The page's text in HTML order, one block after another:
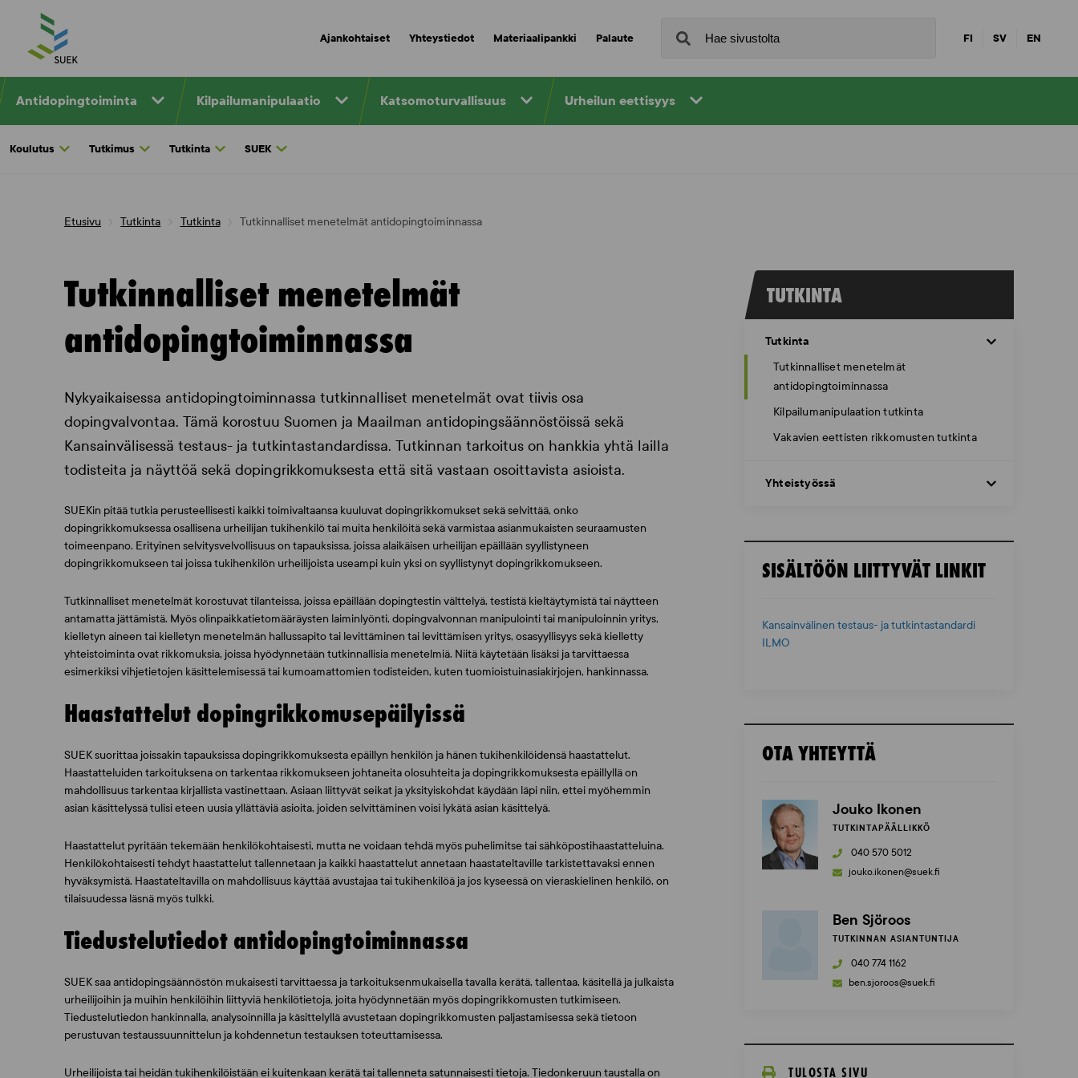
content
Ajankohtaiset Yhteystiedot Materiaalipankki Palaute FI SV EN
Antidopingtoiminta Kilpailumanipulaatio Katsomoturvallisuus Urheilun eettisyys
Koulutus Tutkimus Tutkinta SUEK
Etusivu Tutkinta Tutkinta Tutkinnalliset menetelmät antidopingtoiminnassa
Tutkinnalliset menetelmät
antidopingtoiminnassa
Nykyaikaisessa antidopingtoiminnassa tutkinnalliset menetelmät ovat tiivis osa
dopingvalvontaa. Tämä korostuu Suomen ja Maailman antidopingsäännöstöissä sekä
Kansainvälisessä testaus- ja tutkintastandardissa. Tutkinnan tarkoitus on hankkia yhtä lailla
todisteita ja näyttöä sekä dopingrikkomuksesta että sitä vastaan osoittavista asioista.
SUEKin pitää tutkia perusteellisesti kaikki toimivaltaansa kuuluvat dopingrikkomukset sekä selvittää, onko
dopingrikkomuksessa osallisena urheilijan tukihenkilö tai muita henkilöitä sekä varmistaa asianmukaisten seuraamusten
toimeenpano. Erityinen selvitysvelvollisuus on tapauksissa, joissa alaikäisen urheilijan epäillään syyllistyneen
dopingrikkomukseen tai joissa tukihenkilön urheilijoista useampi kuin yksi on syyllistynyt dopingrikkomukseen.
Tutkinnalliset menetelmät korostuvat tilanteissa, joissa epäillään dopingtestin välttelyä, testistä kieltäytymistä tai näytteen
antamatta jättämistä. Myös olinpaikkatietomääräysten laiminlyönti, dopingvalvonnan manipulointi tai manipuloinnin yritys,
kielletyn aineen tai kielletyn menetelmän hallussapito tai levittäminen tai levittämisen yritys, osasyyllisyys sekä kielletty
yhteistoiminta ovat rikkomuksia, joissa hyödynnetään tutkinnallisia menetelmiä. Niitä käytetään lisäksi ja tarvittaessa
esimerkiksi vihjetietojen käsittelemisessä tai kumoamattomien todisteiden, kuten tuomioistuinasiakirjojen, hankinnassa.
Haastattelut dopingrikkomusepäilyissä
SUEK suorittaa joissakin tapauksissa dopingrikkomuksesta epäillyn henkilön ja hänen tukihenkilöidensä haastattelut.
Haastatteluiden tarkoituksena on tarkentaa rikkomukseen johtaneita olosuhteita ja dopingrikkomuksesta epäillyllä on
mahdollisuus tarkentaa kirjallista vastinettaan. Asiaan liittyvät seikat ja yksityiskohdat käydään läpi niin, ettei myöhemmin
asian käsittelyssä tulisi eteen uusia yllättäviä asioita, joiden selvittäminen voisi lykätä asian käsittelyä.
Haastattelut pyritään tekemään henkilökohtaisesti, mutta ne voidaan tehdä myös puhelimitse tai sähköpostihaastatteluina.
Henkilökohtaisesti tehdyt haastattelut tallennetaan ja kaikki haastattelut annetaan haastateltaville tarkistettavaksi ennen
hyväksymistä. Haastateltavilla on mahdollisuus käyttää avustajaa tai tukihenkilöä ja jos kyseessä on vieraskielinen henkilö, on
tilaisuudessa läsnä myös tulkki.
Tiedustelutiedot antidopingtoiminnassa
SUEK saa antidopingsäännöstön mukaisesti tarvittaessa ja tarkoituksenmukaisella tavalla kerätä, tallentaa, käsitellä ja julkaista
urheilijoihin ja muihin henkilöihin liittyviä henkilötietoja, joita hyödynnetään myös dopingrikkomusten tutkimiseen.
Tiedustelutiedon hankinnalla, analysoinnilla ja käsittelyllä avustetaan dopingrikkomusten paljastamisessa sekä tietoon
perustuvan testaussuunnittelun ja kohdennetun testauksen toteuttamisessa.
Urheilijoista tai heidän tukihenkilöistään ei kuitenkaan kerätä tai tallenneta satunnaisesti tietoja. Tiedonkeruun taustalla on
TUTKINTA
Tutkinta
Tutkinnalliset menetelmät
antidopingtoiminnassa
Kilpailumanipulaation tutkinta
Vakavien eettisten rikkomusten tutkinta
Yhteistyössä
SISÄLTÖÖN LIITTYVÄT LINKIT
Kansainvälinen testaus- ja tutkintastandardi
ILMO
OTA YHTEYTTÄ
Jouko Ikonen
TUTKINTAPÄÄLLIKKÖ
040 570 5012
jouko.ikonen@suek.fi
Ben Sjöroos
TUTKINNAN ASIANTUNTIJA
040 774 1162
ben.sjoroos@suek.fi
TULOSTA SIVU